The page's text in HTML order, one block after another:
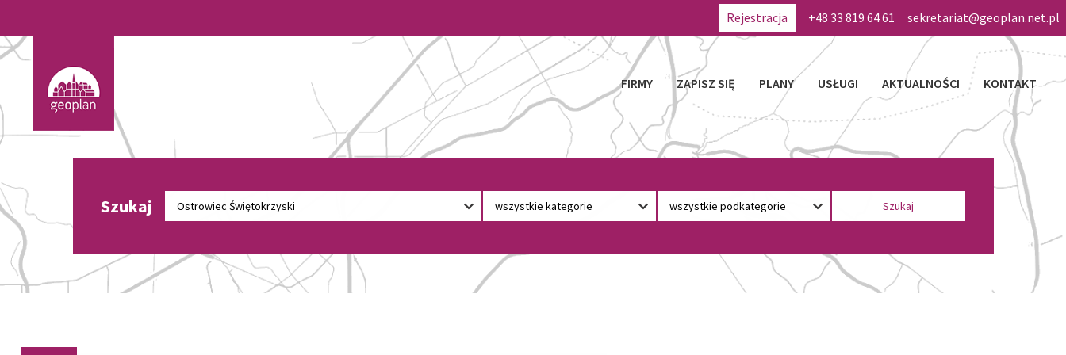
Rejestracja +48 33 819 64 61 sekretariat@geoplan.net.pl
FIRMY ZAPISZ SIĘ PLANY USŁUGI AKTUALNOŚCI KONTAKT
Szukaj